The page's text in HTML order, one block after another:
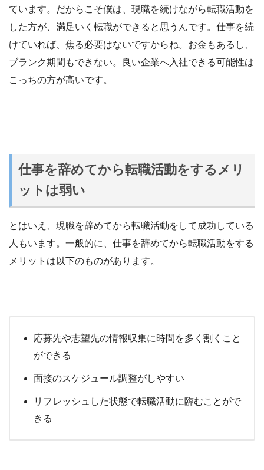
ています。だからこそ僕は、現職を続けながら転職活動を
した方が、満足いく転職ができると思うんです。仕事を続
けていれば、焦る必要はないですからね。お金もあるし、
ブランク期間もできない。良い企業へ入社できる可能性は
こっちの方が高いです。
仕事を辞めてから転職活動をするメリ
ットは弱い
とはいえ、現職を辞めてから転職活動をして成功している
人もいます。一般的に、仕事を辞めてから転職活動をする
メリットは以下のものがあります。
応募先や志望先の情報収集に時間を多く割くこと
ができる
面接のスケジュール調整がしやすい
リフレッシュした状態で転職活動に臨むことがで
きる